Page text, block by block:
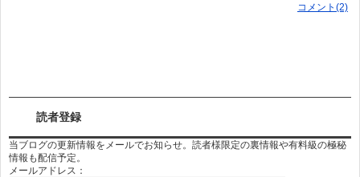
コメント(2)
読者登録
当ブログの更新情報をメールでお知らせ。読者様限定の裏情報や有料級の極秘
情報も配信予定。
メールアドレス：